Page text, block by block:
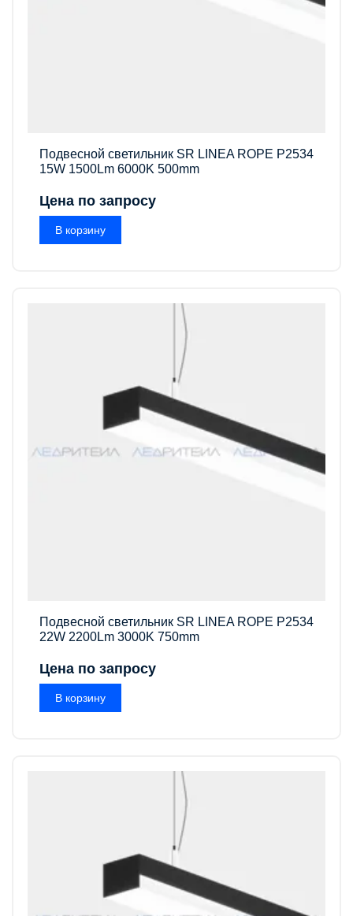
Подвесной светильник SR LINEA ROPE P2534
15W 1500Lm 6000K 500mm
Цена по запросу
В корзину
Подвесной светильник SR LINEA ROPE P2534
22W 2200Lm 3000K 750mm
Цена по запросу
В корзину